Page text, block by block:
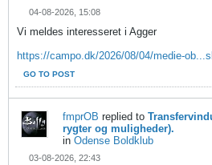
04-08-2026, 15:08
Vi meldes interesseret i Agger
https://campo.dk/2026/08/04/medie-
GO TO POST
fmprOB replied to
rygter og muligheder).
in Odense Boldklub
03-08-2026, 22:43